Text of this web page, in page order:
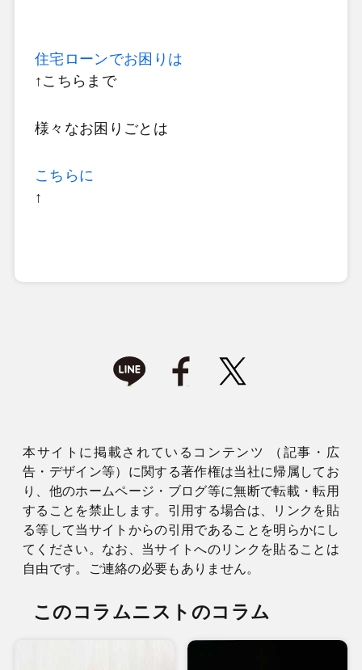
住宅ローンでお困りは
↑こちらまで
様々なお困りごとは
こちらに
↑
本サイトに掲載されているコンテンツ （記事・広
告・デザイン等）に関する著作権は当社に帰属してお
り、他のホームページ・ブログ等に無断で転載・転用
することを禁止します。引用する場合は、リンクを貼
る等して当サイトからの引用であることを明らかにし
てください。なお、当サイトへのリンクを貼ることは
自由です。ご連絡の必要もありません。
このコラムニストのコラム